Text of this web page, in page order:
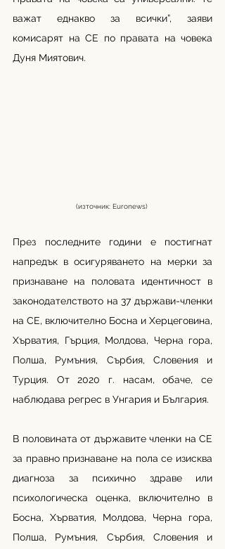
важат еднакво за всички”, заяви
комисарят на СЕ по правата на човека
Дуня Миятович.
(източник: Euronews)
През последните години е постигнат
напредък в осигуряването на мерки за
признаване на половата идентичност в
законодателството на 37 държави-членки
на СЕ, включително Босна и Херцеговина,
Хърватия, Гърция, Молдова, Черна гора,
Полша, Румъния, Сърбия, Словения и
Турция. От 2020 г. насам, обаче, се
наблюдава регрес в Унгария и България.
В половината от държавите членки на СЕ
за правно признаване на пола се изисква
диагноза за психично здраве или
психологическа оценка, включително в
Босна, Хърватия, Молдова, Черна гора,
Полша, Румъния, Сърбия, Словения и